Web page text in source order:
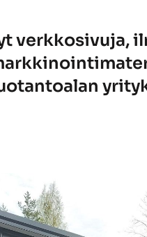
verkkosivuja,